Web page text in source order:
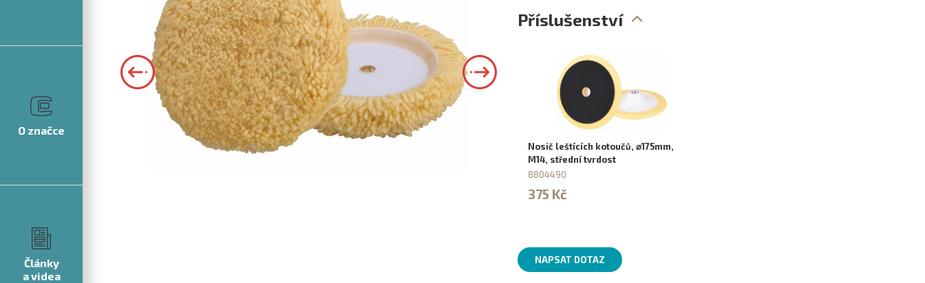
O značce
Články
a videa
Příslušenství
Nosič leštících kotoučů, ⌀175mm,
M14, střední tvrdost
8804490
375 Kč
NAPSAT DOTAZ